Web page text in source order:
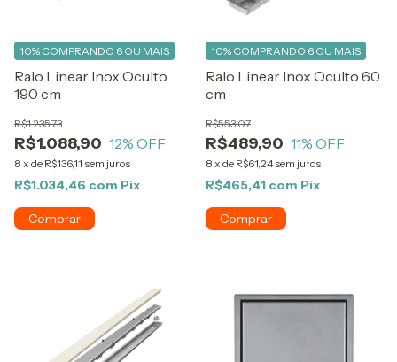
Ralo Linear Inox Oculto
190 cm
R$1.088,90
R$1.235,73
12% OFF
8 x de R$136,11 sem juros
10% COMPRANDO 6 OU MAIS
R$1.034,46 com Pix
Ralo Linear Inox Oculto 60
cm
R$489,90
R$553,07
11% OFF
8 x de R$61,24 sem juros
10% COMPRANDO 6 OU MAIS
R$465,41 com Pix